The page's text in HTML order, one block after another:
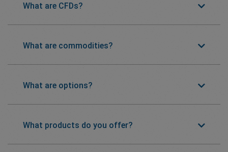
What are CFDs?
What are commodities?
What are options?
What products do you offer?